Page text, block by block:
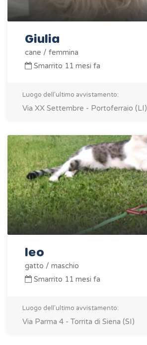
Giulia
cane / femmina
Smarrito 11 mesi fa
Luogo dell'ultimo avvistamento:
Via XX Settembre - Portoferraio (LI)
leo
gatto / maschio
Smarrito 11 mesi fa
Luogo dell'ultimo avvistamento:
Via Parma 4 - Torrita di Siena (SI)